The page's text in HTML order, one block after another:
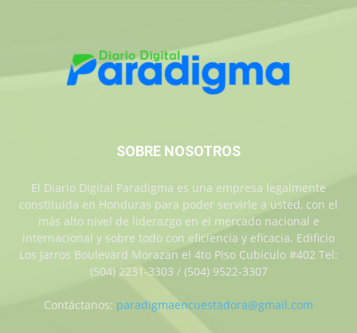
SOBRE NOSOTROS
El Diario Digital Paradigma es una empresa legalmente
constituida en Honduras para poder servirle a usted, con el
más alto nivel de liderazgo en el mercado nacional e
internacional y sobre todo con eficiencia y eficacia. Edificio
Los Jarros Boulevard Morazan el 4to Piso Cubiculo #402 Tel:
(504) 2231-3303 / (504) 9522-3307
Contáctanos: paradigmaencuestadora@gmail.com